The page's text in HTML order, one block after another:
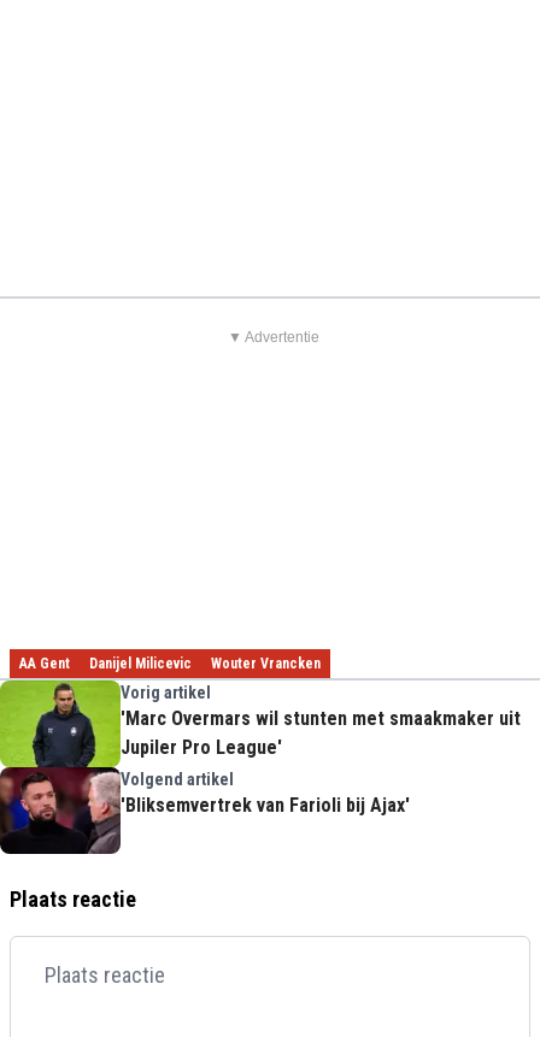
▼ Advertentie
AA Gent Danijel Milicevic Wouter Vrancken
Vorig artikel
'Marc Overmars wil stunten met smaakmaker uit
Jupiler Pro League'
Volgend artikel
'Bliksemvertrek van Farioli bij Ajax'
Plaats reactie